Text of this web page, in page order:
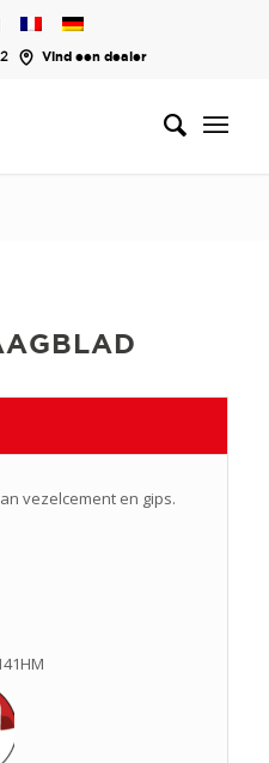
Vind een dealer
vezelcement en gips.